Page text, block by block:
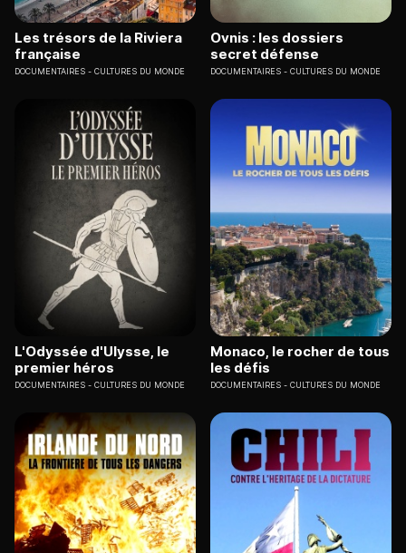
Les trésors de la Riviera
française
DOCUMENTAIRES CULTURES DU MONDE
Ovnis : les dossiers
secret défense
DOCUMENTAIRES CULTURES DU MONDE
L'Odyssée d'Ulysse, le
premier héros
DOCUMENTAIRES CULTURES DU MONDE
Monaco, le rocher de tous
les défis
DOCUMENTAIRES CULTURES DU MONDE